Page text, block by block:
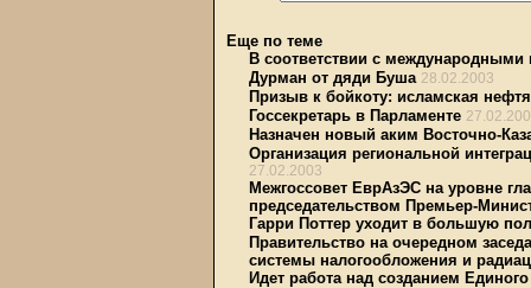
Еще по теме
В соответствии с международными
Дурман от дяди Буша 28.02.2003
Призыв к бойкоту: исламская
Госсекретарь в Парламенте
Назначен новый аким Восточно-
Организация региональной
27.02.2003
Межгоссовет ЕврАзЭС на уровне
председательством Премьер-
Гарри Поттер уходит в большую
Правительство на очередном
системы налогообложения и
Идет работа над созданием